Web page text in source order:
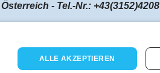
- Tel.-Nr.: +43(3152)4208
ALLE AKZEPTIEREN